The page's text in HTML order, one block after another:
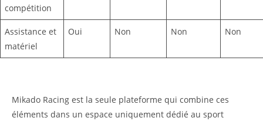
compétition
Assistance et
matériel
Oui Non Non Non
Mikado Racing est la seule plateforme qui combine ces
éléments dans un espace uniquement dédié au sport